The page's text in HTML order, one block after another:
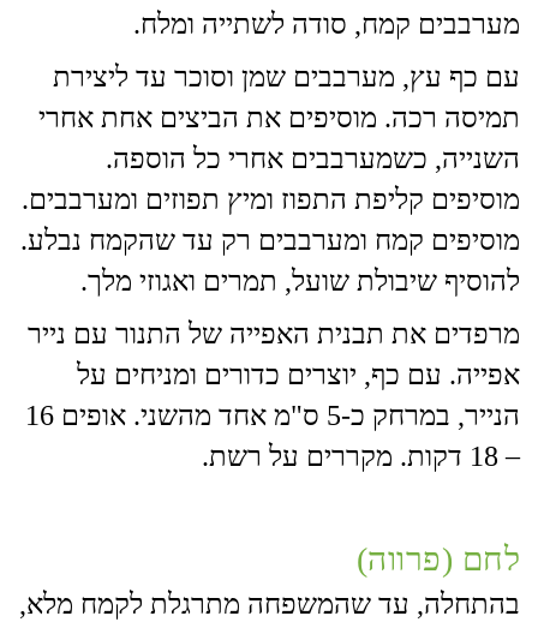
מערבבים קמח, סודה לשתייה ומלח.
עם כף עץ, מערבבים שמן וסוכר עד ליצירת
תמיסה רכה. מוסיפים את הביצים אחת אחרי
השנייה, כשמערבבים אחרי כל הוספה.
מוסיפים קליפת התפוז ומיץ תפוזים ומערבבים.
מוסיפים קמח ומערבבים רק עד שהקמח נבלע.
להוסיף שיבולת שועל, תמרים ואגוזי מלך.
מרפדים את תבנית האפייה של התנור עם נייר
אפייה. עם כף, יוצרים כדורים ומניחים על
הנייר, במרחק כ-5 ס"מ אחד מהשני. אופים 16
– 18 דקות. מקררים על רשת.
לחם (פרווה)
בהתחלה, עד שהמשפחה מתרגלת לקמח מלא,